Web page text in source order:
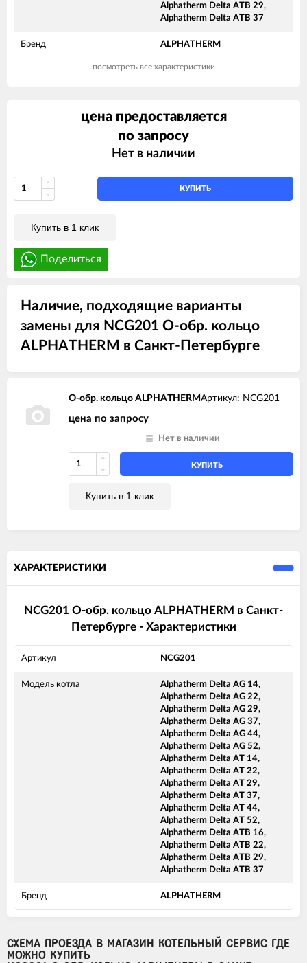
Alphatherm Delta ATB 29,
Alphatherm Delta ATB 37
Бренд ALPHATHERM
посмотреть все характеристики
цена предоставляется
по запросу
Нет в наличии
КУПИТЬ
Купить в 1 клик
Поделиться
Наличие, подходящие варианты
замены для NCG201 O-обр. кольцо
ALPHATHERM в Санкт-Петербурге
O-обр. кольцо ALPHATHERMАртикул: NCG201
цена по запросу
Нет в наличии
КУПИТЬ
Купить в 1 клик
ХАРАКТЕРИСТИКИ
NCG201 O-обр. кольцо ALPHATHERM в Санкт-
Петербурге - Характеристики
Артикул NCG201
Модель котла
Alphatherm Delta AG 14,
Alphatherm Delta AG 22,
Alphatherm Delta AG 29,
Alphatherm Delta AG 37,
Alphatherm Delta AG 44,
Alphatherm Delta AG 52,
Alphatherm Delta AT 14,
Alphatherm Delta AT 22,
Alphatherm Delta AT 29,
Alphatherm Delta AT 37,
Alphatherm Delta AT 44,
Alphatherm Delta AT 52,
Alphatherm Delta ATB 16,
Alphatherm Delta ATB 22,
Alphatherm Delta ATB 29,
Alphatherm Delta ATB 37
Бренд ALPHATHERM
СХЕМА ПРОЕЗДА В МАГАЗИН КОТЕЛЬНЫЙ СЕРВИС ГДЕ
МОЖНО КУПИТЬ